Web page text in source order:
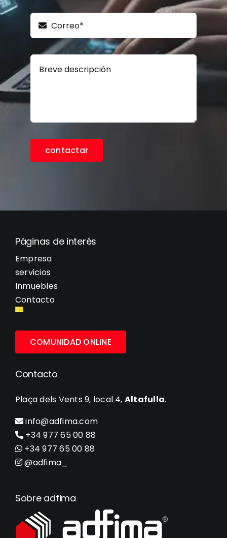
contactar
Páginas de interés
Empresa
servicios
Inmuebles
Contacto
COMUNIDAD ONLINE
Contacto
Plaça dels Vents 9, local 4, Altafulla.
info@adfima.com
+34 977 65 00 88
+34 977 65 00 88
@adfima_
Sobre adfima